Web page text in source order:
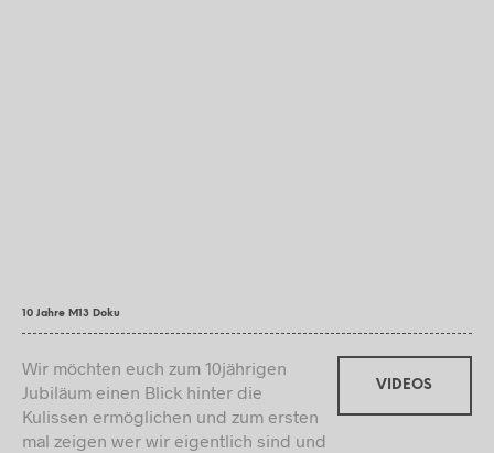
10 Jahre M13 Doku
Wir möchten euch zum 10jährigen
Jubiläum einen Blick hinter die
Kulissen ermöglichen und zum ersten
mal zeigen wer wir eigentlich sind und
VIDEOS